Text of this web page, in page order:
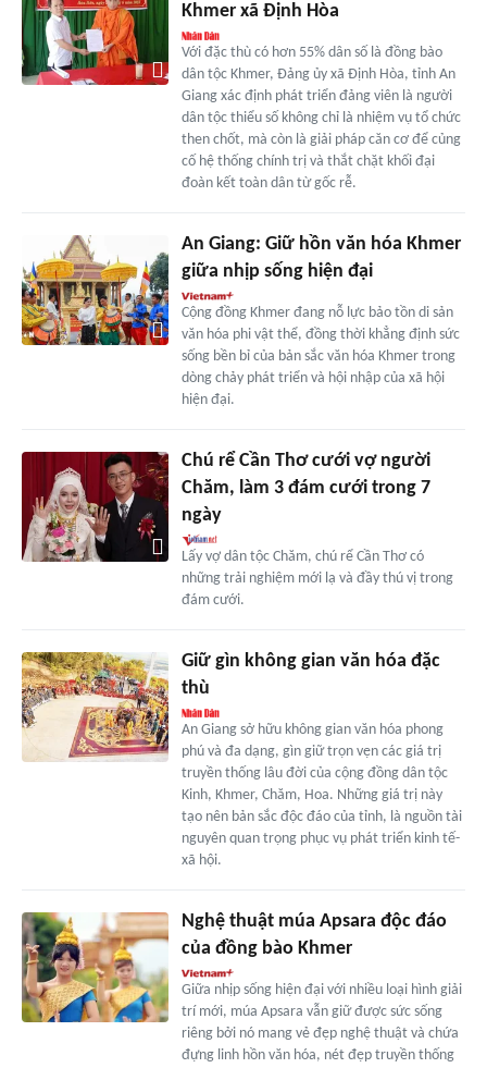
Khmer xã Định Hòa
Với đặc thù có hơn 55% dân số là đồng bào
dân tộc Khmer, Đảng ủy xã Định Hòa, tỉnh An
Giang xác định phát triển đảng viên là người
dân tộc thiểu số không chỉ là nhiệm vụ tổ chức
then chốt, mà còn là giải pháp căn cơ để củng
cố hệ thống chính trị và thắt chặt khối đại
đoàn kết toàn dân từ gốc rễ.
An Giang: Giữ hồn văn hóa Khmer
giữa nhịp sống hiện đại
Cộng đồng Khmer đang nỗ lực bảo tồn di sản
văn hóa phi vật thể, đồng thời khẳng định sức
sống bền bỉ của bản sắc văn hóa Khmer trong
dòng chảy phát triển và hội nhập của xã hội
hiện đại.
Chú rể Cần Thơ cưới vợ người
Chăm, làm 3 đám cưới trong 7
ngày
Lấy vợ dân tộc Chăm, chú rể Cần Thơ có
những trải nghiệm mới lạ và đầy thú vị trong
đám cưới.
Giữ gìn không gian văn hóa đặc
thù
An Giang sở hữu không gian văn hóa phong
phú và đa dạng, gìn giữ trọn vẹn các giá trị
truyền thống lâu đời của cộng đồng dân tộc
Kinh, Khmer, Chăm, Hoa. Những giá trị này
tạo nên bản sắc độc đáo của tỉnh, là nguồn tài
nguyên quan trọng phục vụ phát triển kinh tế-
xã hội.
Nghệ thuật múa Apsara độc đáo
của đồng bào Khmer
Giữa nhịp sống hiện đại với nhiều loại hình giải
trí mới, múa Apsara vẫn giữ được sức sống
riêng bởi nó mang vẻ đẹp nghệ thuật và chứa
đựng linh hồn văn hóa, nét đẹp truyền thống